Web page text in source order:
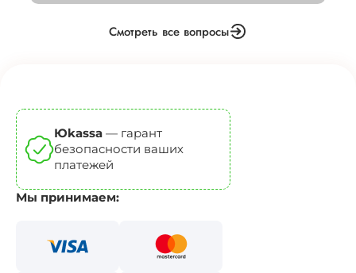
Смотреть все вопросы
Юkassa — гарант
безопасности ваших
платежей
Мы принимаем: